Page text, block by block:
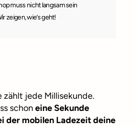
muss nicht langsam sein
zeigen, wie’s geht!
zählt jede Millisekunde.
schon eine Sekunde
der mobilen Ladezeit deine